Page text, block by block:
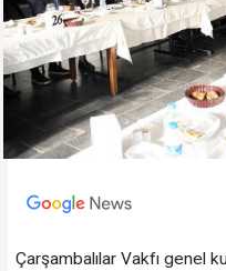
Çarşambalılar Vakfı genel